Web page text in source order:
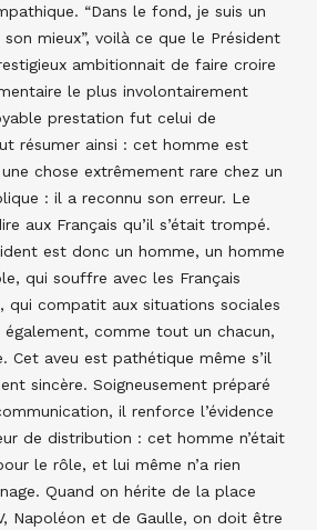
“Dans le fond, je suis un
mieux”, voilà ce que le Président
ambitionnait de faire croire
le plus involontairement
prestation fut celui de
résumer ainsi : cet homme est
chose extrêmement rare chez un
: il a reconnu son erreur. Le
aux Français qu’il s’était trompé.
est donc un homme, un homme
qui souffre avec les Français
qui compatit aux situations sociales
comme tout un chacun,
Cet aveu est pathétique même s’il
sincère. Soigneusement préparé
il renforce l’évidence
de distribution : cet homme n’était
le rôle, et lui même n’a rien
Quand on hérite de la place
Napoléon et de Gaulle, on doit être